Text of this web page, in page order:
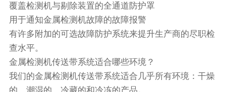
覆盖检测机与剔除装置的全通道防护罩
用于通知金属检测机故障的故障报警
有许多附加的可选故障防护系统来提升生产商的尽职检
查水平。
金属检测机传送带系统适合哪些环境？
我们的金属检测机传送带系统适合几乎所有环境：干燥